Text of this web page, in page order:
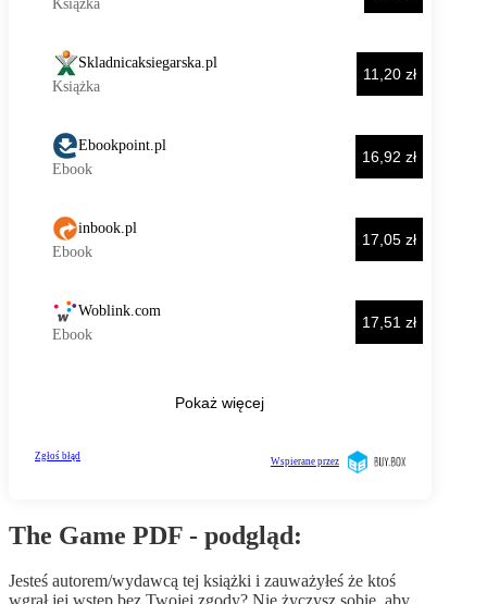
The Game PDF - podgląd:
Jesteś autorem/wydawcą tej książki i zauważyłeś że ktoś